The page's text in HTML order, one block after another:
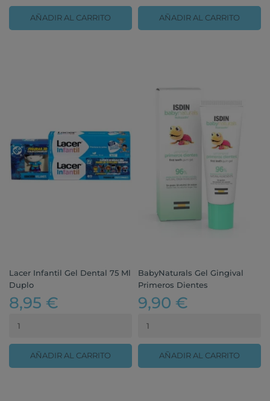
AÑADIR AL CARRITO AÑADIR AL CARRITO
Lacer Infantil Gel Dental 75 Ml
Duplo
8,95 €
AÑADIR AL CARRITO
BabyNaturals Gel Gingival
Primeros Dientes
9,90 €
AÑADIR AL CARRITO